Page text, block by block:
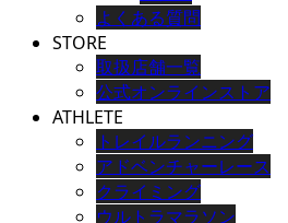
よくある質問
STORE
取扱店舗一覧
公式オンラインストア
ATHLETE
トレイルランニング
アドベンチャーレース
クライミング
ウルトラマラソン